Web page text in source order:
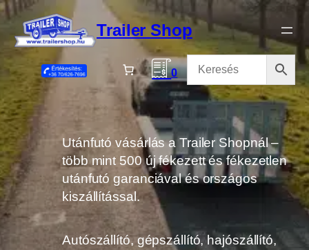
Ugrás
tartalomhoz
Trailer Shop
0
Utánfutó vásárlás a Trailer Shopnál –
több mint 500 új fékezett és fékezetlen
utánfutó garanciával és országos
kiszállítással.
Autószállító, gépszállító, hajószállító,